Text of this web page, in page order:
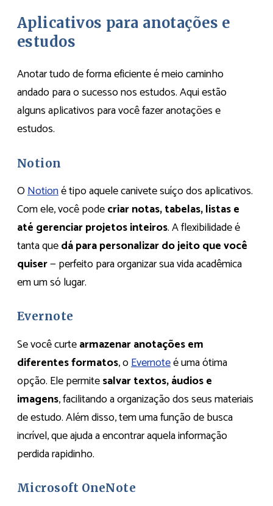
Aplicativos para anotações e
estudos
Anotar tudo de forma eficiente é meio caminho
andado para o sucesso nos estudos. Aqui estão
alguns aplicativos para você fazer anotações e
estudos.
Notion
ONotioné tipo aquele canivete suíço dos aplicativos.
Com ele, você podecriar notas, tabelas, listas e
até gerenciar projetos inteiros. A flexibilidade é
tanta quedá para personalizar do jeito que você
quiser— perfeito para organizar sua vida acadêmica
em um só lugar.​
Evernote
Se você curtearmazenar anotações em
diferentes formatos, oEvernoteé uma ótima
opção. Ele permitesalvar textos, áudios e
imagens, facilitando a organização dos seus materiais
de estudo. Além disso, tem uma função de busca
incrível, que ajuda a encontrar aquela informação
perdida rapidinho.​
Microsoft OneNote